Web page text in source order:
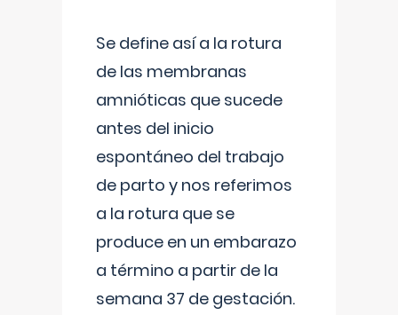
Se define así a la rotura
de las membranas
amnióticas que sucede
antes del inicio
espontáneo del trabajo
de parto y nos referimos
a la rotura que se
produce en un embarazo
a término a partir de la
semana 37 de gestación.